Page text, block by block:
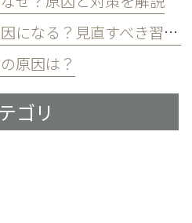
生活習慣が歯周病の原因になる？見直すべき習慣とは？
原因は？
ゴリ